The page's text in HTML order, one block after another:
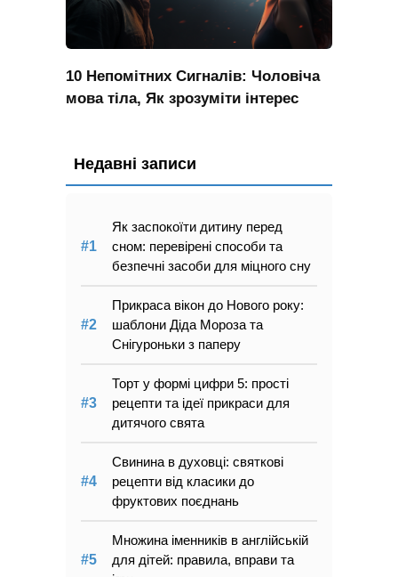
10 Непомітних Сигналів: Чоловіча
мова тіла, Як зрозуміти інтерес
Недавні записи
Як заспокоїти дитину перед
сном: перевірені способи та
безпечні засоби для міцного сну
Прикраса вікон до Нового року:
шаблони Діда Мороза та
Снігуроньки з паперу
Торт у формі цифри 5: прості
рецепти та ідеї прикраси для
дитячого свята
Свинина в духовці: святкові
рецепти від класики до
фруктових поєднань
Множина іменників в англійській
для дітей: правила, вправи та